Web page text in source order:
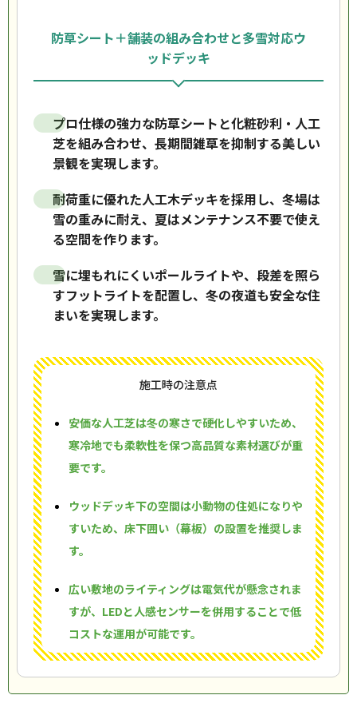
防草シート＋舗装の組み合わせと多雪対応ウ
ッドデッキ
プロ仕様の強力な防草シートと化粧砂利・人工
芝を組み合わせ、長期間雑草を抑制する美しい
景観を実現します。
耐荷重に優れた人工木デッキを採用し、冬場は
雪の重みに耐え、夏はメンテナンス不要で使え
る空間を作ります。
雪に埋もれにくいポールライトや、段差を照ら
すフットライトを配置し、冬の夜道も安全な住
まいを実現します。
施工時の注意点
安価な人工芝は冬の寒さで硬化しやすいため、
寒冷地でも柔軟性を保つ高品質な素材選びが重
要です。
ウッドデッキ下の空間は小動物の住処になりや
すいため、床下囲い（幕板）の設置を推奨しま
す。
広い敷地のライティングは電気代が懸念されま
すが、LEDと人感センサーを併用することで低
コストな運用が可能です。